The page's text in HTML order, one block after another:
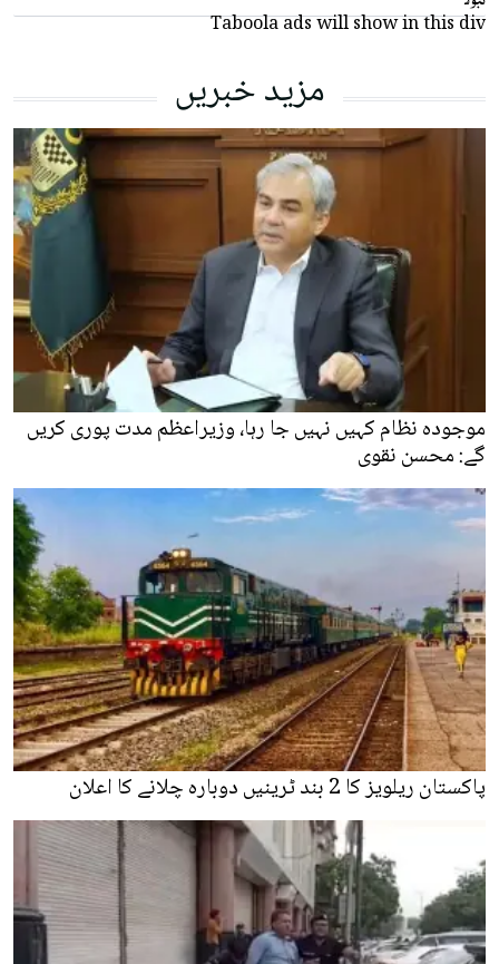
Taboola ads will show in this div
مزید خبریں
موجودہ نظام کہیں نہیں جا رہا، وزیراعظم مدت پوری کریں
گے: محسن نقوی
پاکستان ریلویز کا 2 بند ٹرینیں دوبارہ چلانے کا اعلان